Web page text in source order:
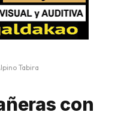
Tabira
con